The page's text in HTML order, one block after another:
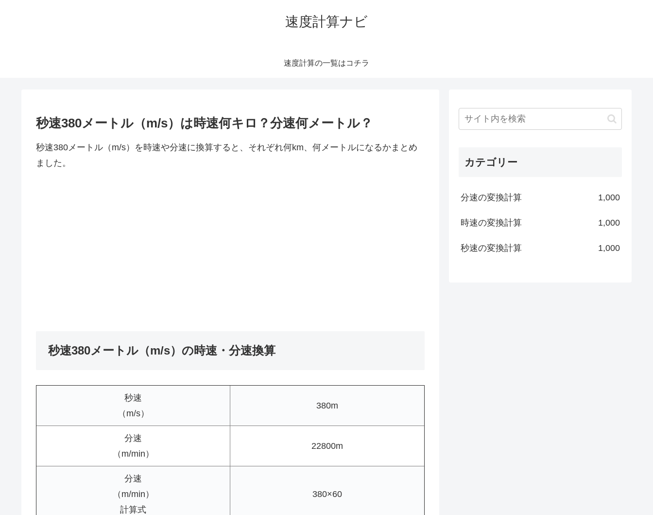
速度計算ナビ
速度計算の一覧はコチラ
秒速380メートル（m/s）は時速何キロ？分速何メートル？
秒速380メートル（m/s）を時速や分速に換算すると、それぞれ何km、何メートルになるかまとめ
ました。
秒速380メートル（m/s）の時速・分速換算
秒速
（m/s）
380m
分速
（m/min）
22800m
分速
（m/min）
計算式
380×60
カテゴリー
分速の変換計算 1,000
時速の変換計算 1,000
秒速の変換計算 1,000